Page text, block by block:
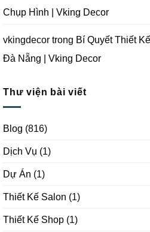
Chụp Hình | Vking Decor
vkingdecor trong Bí Quyết Thiết
Đà Nẵng | Vking Decor
Thư viện bài viết
Blog (816)
Dịch Vụ (1)
Dự Án (1)
Thiết Kế Salon (1)
Thiết Kế Shop (1)